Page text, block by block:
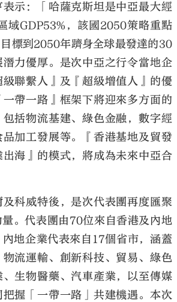
示：「哈薩克斯坦是中亞最大經
域GDP53%，該國2050策略重點
標到2050年躋身全球最發達的30
力優厚。是次中亞之行令當地企
聯繫人』及『超級增值人』的優
帶一路』框架下將迎來多方面的
括物流基建、綠色金融，數字經
加工發展等。『香港基地及貿發
海』的模式，將成為未來中亞合
科威特後，是次代表團再度匯聚
。代表團由70位來自香港及內地
地企業代表來自17個省市，涵蓋
流運輸、創新科技、貿易、綠色
生物醫藥、汽車產業，以至傳媒
握「一帶一路」共建機遇。本次